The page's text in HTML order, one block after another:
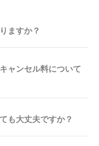
ますか？
ャンセル料について
も大丈夫ですか？